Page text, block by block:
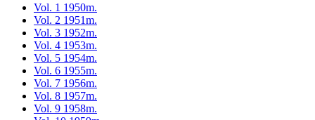
Vol. 1 1950m.
Vol. 2 1951m.
Vol. 3 1952m.
Vol. 4 1953m.
Vol. 5 1954m.
Vol. 6 1955m.
Vol. 7 1956m.
Vol. 8 1957m.
Vol. 9 1958m.